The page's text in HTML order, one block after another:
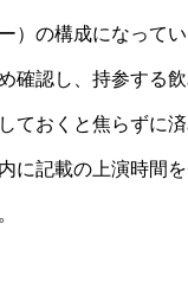
）の構成になって
確認し、持参する
ておくと焦らずに
に記載の上演時間